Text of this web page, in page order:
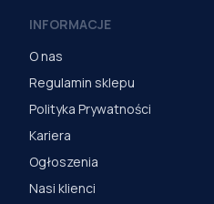
INFORMACJE
O nas
Regulamin sklepu
Polityka Prywatności
Kariera
Ogłoszenia
Nasi klienci